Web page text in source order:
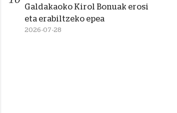
Galdakaoko Kirol Bonuak erosi
eta erabiltzeko epea
2026-07-28